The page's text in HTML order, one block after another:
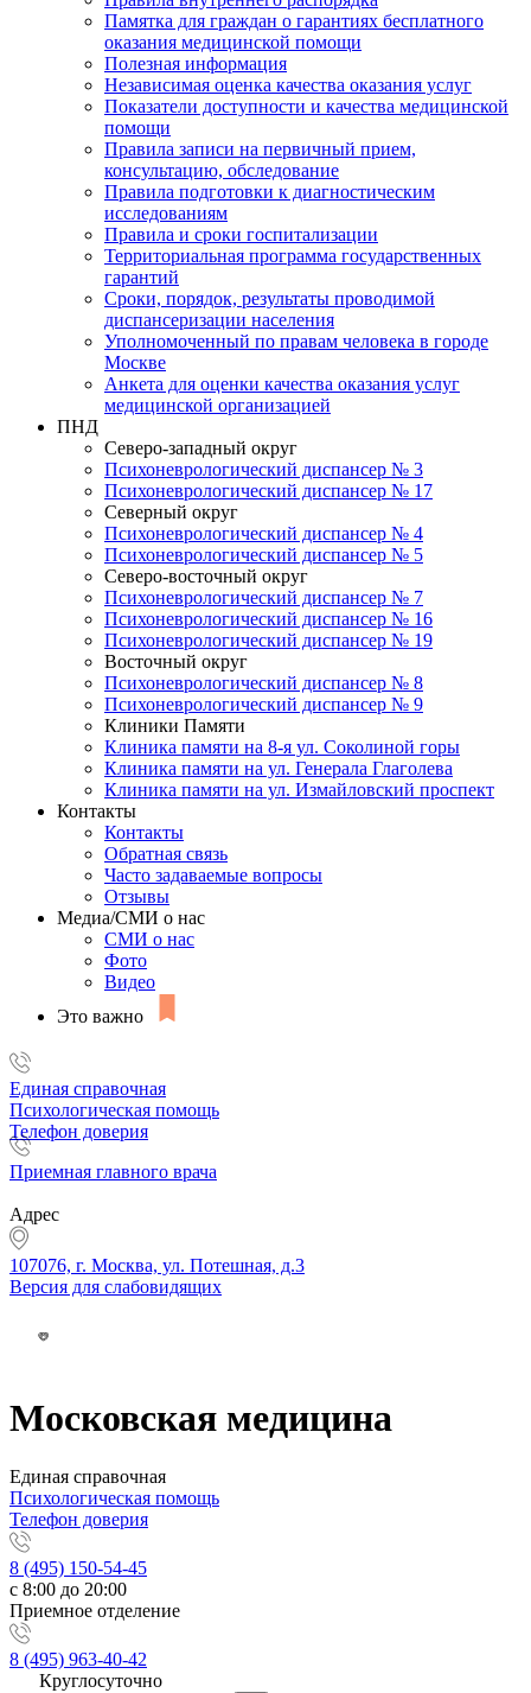
Памятка для граждан о гарантиях бесплатного
оказания медицинской помощи
Полезная информация
Независимая оценка качества оказания услуг
Показатели доступности и качества медицинской
помощи
Правила записи на первичный прием,
консультацию, обследование
Правила подготовки к диагностическим
исследованиям
Правила и сроки госпитализации
Территориальная программа государственных
гарантий
Сроки, порядок, результаты проводимой
диспансеризации населения
Уполномоченный по правам человека в городе
Москве
Анкета для оценки качества оказания услуг
медицинской организацией
ПНД
Северо-западный округ
Психоневрологический диспансер № 3
Психоневрологический диспансер № 17
Северный округ
Психоневрологический диспансер № 4
Психоневрологический диспансер № 5
Северо-восточный округ
Психоневрологический диспансер № 7
Психоневрологический диспансер № 16
Психоневрологический диспансер № 19
Восточный округ
Психоневрологический диспансер № 8
Психоневрологический диспансер № 9
Клиники Памяти
Клиника памяти на 8-я ул. Соколиной горы
Клиника памяти на ул. Генерала Глаголева
Клиника памяти на ул. Измайловский проспект
Контакты
Контакты
Обратная связь
Часто задаваемые вопросы
Отзывы
Медиа/СМИ о нас
СМИ о нас
Фото
Видео
Это важно
Единая справочная
Психологическая помощь
Телефон доверия
Приемная главного врача
Адрес
107076, г. Москва, ул. Потешная, д.3
Версия для слабовидящих
Московская медицина
Единая справочная
Психологическая помощь
Телефон доверия
8 (495) 150-54-45
с 8:00 до 20:00
Приемное отделение
8 (495) 963-40-42
Круглосуточно